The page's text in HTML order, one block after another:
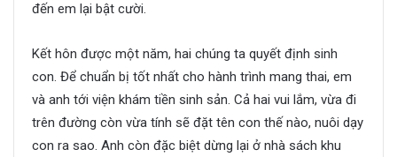
đến em lại bật cười.
Kết hôn được một năm, hai chúng ta quyết định sinh
con. Để chuẩn bị tốt nhất cho hành trình mang thai, em
và anh tới viện khám tiền sinh sản. Cả hai vui lắm, vừa đi
trên đường còn vừa tính sẽ đặt tên con thế nào, nuôi dạy
con ra sao. Anh còn đặc biệt dừng lại ở nhà sách khu